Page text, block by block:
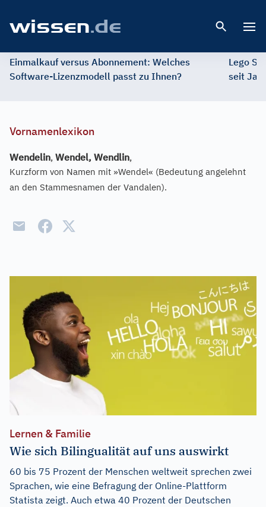
Einmalkauf versus Abonnement: Welches
Software-Lizenzmodell passt zu Ihnen?
Lego
seit
Vornamenlexikon
Wendelin, Wendel, Wendlin,
Kurzform von Namen mit »Wendel« (Bedeutung angelehnt
an den Stammesnamen der Vandalen).
Lernen & Familie
Wie sich Bilingualität auf uns auswirkt
60 bis 75 Prozent der Menschen weltweit sprechen zwei
Sprachen, wie eine Befragung der Online-Plattform
Statista zeigt. Auch etwa 40 Prozent der Deutschen